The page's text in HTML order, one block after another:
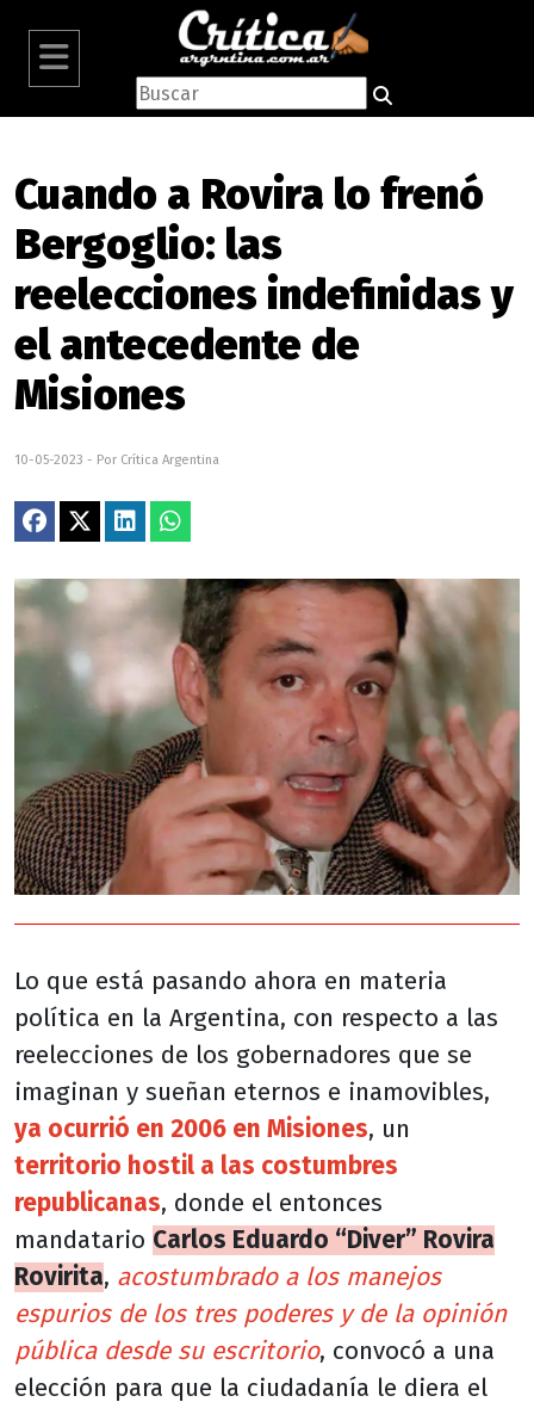
Cuando a Rovira lo frenó
Bergoglio: las
reelecciones indefinidas y
el antecedente de
Misiones
10-05-2023 - Por Crítica Argentina
Lo que está pasando ahora en materia
política en la Argentina, con respecto a las
reelecciones de los gobernadores que se
imaginan y sueñan eternos e inamovibles,
ya ocurrió en 2006 en Misiones, un
territorio hostil a las costumbres
republicanas, donde el entonces
mandatario Carlos Eduardo “Diver” Rovira
Rovirita, acostumbrado a los manejos
espurios de los tres poderes y de la opinión
pública desde su escritorio, convocó a una
elección para que la ciudadanía le diera el